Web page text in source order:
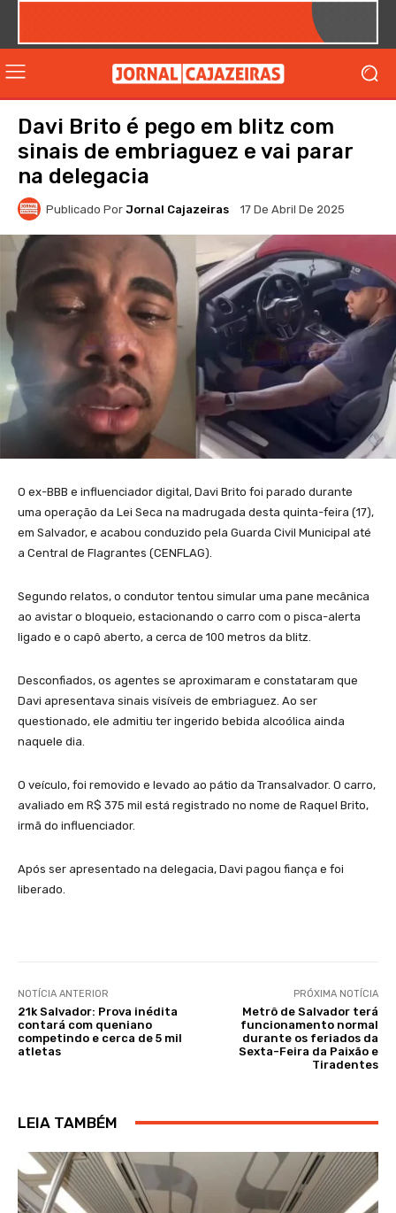
Davi Brito é pego em blitz com
sinais de embriaguez e vai parar
na delegacia
Publicado Por Jornal Cajazeiras 17 De Abril De 2025
O ex-BBB e influenciador digital, Davi Brito foi parado durante
uma operação da Lei Seca na madrugada desta quinta-feira (17),
em Salvador, e acabou conduzido pela Guarda Civil Municipal até
a Central de Flagrantes (CENFLAG).
Segundo relatos, o condutor tentou simular uma pane mecânica
ao avistar o bloqueio, estacionando o carro com o pisca-alerta
ligado e o capô aberto, a cerca de 100 metros da blitz.
Desconfiados, os agentes se aproximaram e constataram que
Davi apresentava sinais visíveis de embriaguez. Ao ser
questionado, ele admitiu ter ingerido bebida alcoólica ainda
naquele dia.
O veículo, foi removido e levado ao pátio da Transalvador. O carro,
avaliado em R$ 375 mil está registrado no nome de Raquel Brito,
irmã do influenciador.
Após ser apresentado na delegacia, Davi pagou fiança e foi
liberado.
NOTÍCIA ANTERIOR
21k Salvador: Prova inédita
contará com queniano
competindo e cerca de 5 mil
atletas
PRÓXIMA NOTÍCIA
Metrô de Salvador terá
funcionamento normal
durante os feriados da
Sexta-Feira da Paixão e
Tiradentes
LEIA TAMBÉM